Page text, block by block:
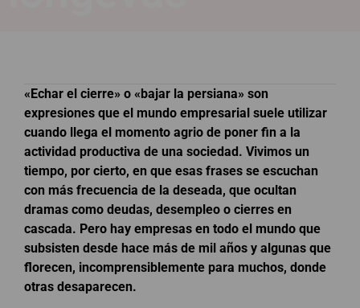
«Echar el cierre» o «bajar la persiana» son
expresiones que el mundo empresarial suele utilizar
cuando llega el momento agrio de poner fin a la
actividad productiva de una sociedad. Vivimos un
tiempo, por cierto, en que esas frases se escuchan
con más frecuencia de la deseada, que ocultan
dramas como deudas, desempleo o cierres en
cascada. Pero hay empresas en todo el mundo que
subsisten desde hace más de mil años y algunas que
florecen, incomprensiblemente para muchos, donde
otras desaparecen.